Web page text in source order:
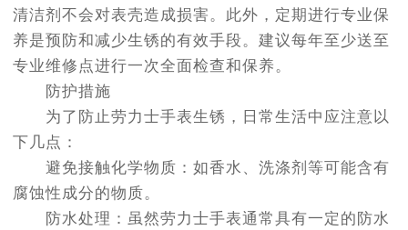
清洁剂不会对表壳造成损害。此外，定期进行专业保
养是预防和减少生锈的有效手段。建议每年至少送至
专业维修点进行一次全面检查和保养。
防护措施
为了防止劳力士手表生锈，日常生活中应注意以
下几点：
避免接触化学物质：如香水、洗涤剂等可能含有
腐蚀性成分的物质。
防水处理：虽然劳力士手表通常具有一定的防水